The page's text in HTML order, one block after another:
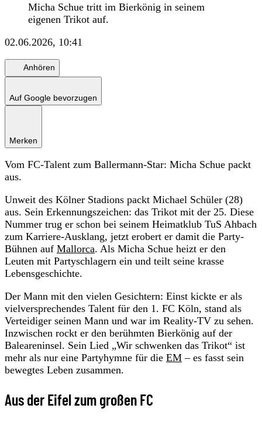
Micha Schue tritt im Bierkönig in seinem
eigenen Trikot auf.
02.06.2026, 10:41
Anhören
Auf Google bevorzugen
Merken
Vom FC-Talent zum Ballermann-Star: Micha Schue packt
aus.
Unweit des Kölner Stadions packt Michael Schüler (28)
aus. Sein Erkennungszeichen: das Trikot mit der 25. Diese
Nummer trug er schon bei seinem Heimatklub TuS Ahbach
zum Karriere-Ausklang, jetzt erobert er damit die Party-
Bühnen auf Mallorca. Als Micha Schue heizt er den
Leuten mit Partyschlagern ein und teilt seine krasse
Lebensgeschichte.
Der Mann mit den vielen Gesichtern: Einst kickte er als
vielversprechendes Talent für den 1. FC Köln, stand als
Verteidiger seinen Mann und war im Reality-TV zu sehen.
Inzwischen rockt er den berühmten Bierkönig auf der
Baleareninsel. Sein Lied „Wir schwenken das Trikot“ ist
mehr als nur eine Partyhymne für die EM – es fasst sein
bewegtes Leben zusammen.
Aus der Eifel zum großen FC